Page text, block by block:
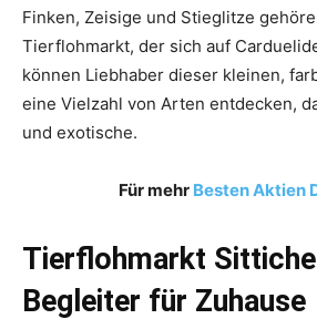
Finken, Zeisige und Stieglitze
Tierflohmarkt, der sich auf
können Liebhaber dieser kleinen,
eine Vielzahl von Arten entdecken,
und exotische.
Für mehr Besten Aktien
Tierflohmarkt
Begleiter für Zuhause